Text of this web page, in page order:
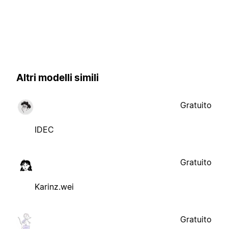
Altri modelli simili
IDEC
Gratuito
Karinz.wei
Gratuito
Gratuito